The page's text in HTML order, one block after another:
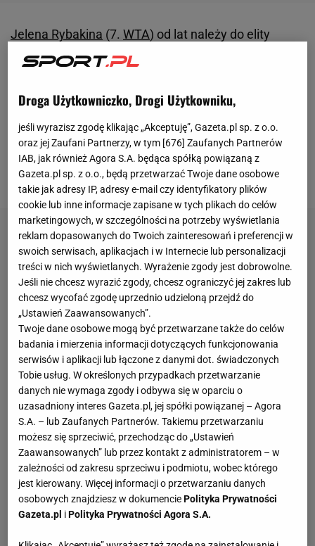
Jelena Rybakina (7. WTA) od lat należy do elity
damskiegotenisa . 2024 rok zakończyła z trzema
Dhabi i Stuttgarcie. W ramach przygotowań do
Kazachstanu wystąpiła na United Cup, gdzie
również szło jej świetnie. Aż dopółfinału. Tam jej
kadra zagrała z Polską, która okazała się lepsza.
Droga Użytkowniczko, Drogi Użytkowniku,
jeśli wyrazisz zgodę klikając „Akceptuję”, Gazeta.pl sp. z o.o.
oraz jej Zaufani Partnerzy, w tym [676] Zaufanych Partnerów
IAB, jak również Agora S.A. będąca spółką powiązaną z
Gazeta.pl sp. z o.o., będą przetwarzać Twoje dane osobowe
takie jak adresy IP, adresy e-mail czy identyfikatory plików
cookie lub inne informacje zapisane w tych plikach do celów
marketingowych, w szczególności na potrzeby wyświetlania
reklam dopasowanych do Twoich zainteresowań i preferencji w
swoich serwisach, aplikacjach i w Internecie lub personalizacji
treści w nich wyświetlanych. Wyrażenie zgody jest dobrowolne.
Jeśli nie chcesz wyrazić zgody, chcesz ograniczyć jej zakres lub
chcesz wycofać zgodę uprzednio udzieloną przejdź do
„Ustawień Zaawansowanych”.
Twoje dane osobowe mogą być przetwarzane także do celów
badania i mierzenia informacji dotyczących funkcjonowania
serwisów i aplikacji lub łączone z danymi dot. świadczonych
Tobie usług. W określonych przypadkach przetwarzanie
danych nie wymaga zgody i odbywa się w oparciu o
uzasadniony interes Gazeta.pl, jej spółki powiązanej – Agora
S.A. – lub Zaufanych Partnerów. Takiemu przetwarzaniu
możesz się sprzeciwić, przechodząc do „Ustawień
Zaawansowanych” lub przez kontakt z administratorem – w
zależności od zakresu sprzeciwu i podmiotu, wobec którego
jest kierowany. Więcej informacji o przetwarzaniu danych
osobowych znajdziesz w dokumenciePolityka Prywatności
Gazeta.pl iPolityka Prywatności Agora S.A.